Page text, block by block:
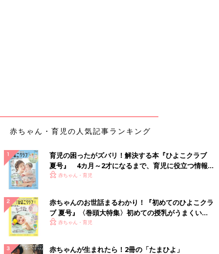
赤ちゃん・育児の人気記事ランキング
育児の困ったがズバリ！解決する本『ひよこクラブ
夏号』 4カ月～2才になるまで、育児に役立つ情報が
いっぱい！
赤ちゃん・育児
赤ちゃんのお世話まるわかり！『初めてのひよこクラ
ブ 夏号』〈巻頭大特集〉初めての授乳がうまくい
く！ おっぱい・ミルクの基本と夏のトラブル 解決テ
赤ちゃん・育児
赤ちゃんが生まれたら！2冊の「たまひよ」